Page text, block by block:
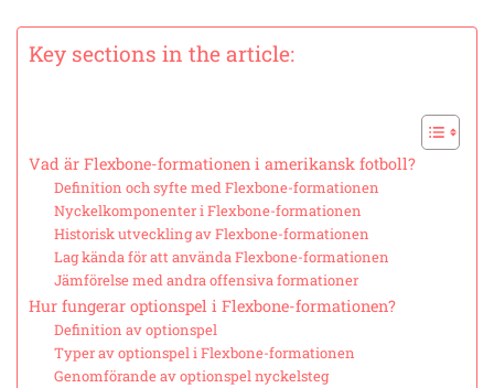
Key sections in the article:
Vad är Flexbone-formationen i amerikansk fotboll?
Definition och syfte med Flexbone-formationen
Nyckelkomponenter i Flexbone-formationen
Historisk utveckling av Flexbone-formationen
Lag kända för att använda Flexbone-formationen
Jämförelse med andra offensiva formationer
Hur fungerar optionspel i Flexbone-formationen?
Definition av optionspel
Typer av optionspel i Flexbone-formationen
Genomförande av optionspel nyckelsteg